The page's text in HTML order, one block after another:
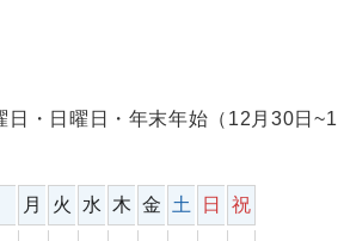
日・日曜日・年末年始（12月30日~1
月 火 水 木 金 土 日 祝